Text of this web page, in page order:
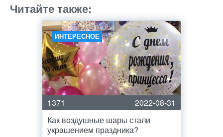
Читайте также:
ИНТЕРЕСНОЕ
1371
2022-08-31
Как воздушные шары стали
украшением праздника?